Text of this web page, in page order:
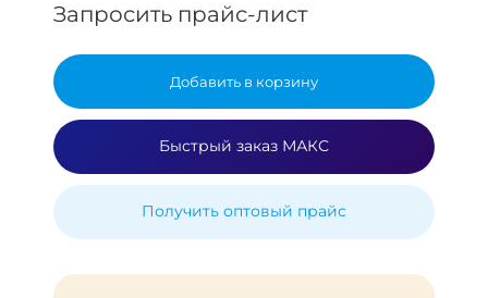
Запросить прайс-лист
Добавить в корзину
Быстрый заказ МАКС
Получить оптовый прайс